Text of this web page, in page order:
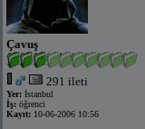
Çavuş
291 ileti
Yer: İstanbul
İş: öğrenci
Kayıt: 10-06-2006 10:56